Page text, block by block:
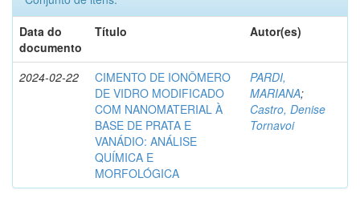
Data do
documento
Título Autor(es)
2024-02-22
CIMENTO DE IONÔMERO
DE VIDRO MODIFICADO
COM NANOMATERIAL À
BASE DE PRATA E
VANÁDIO: ANÁLISE
QUÍMICA E
MORFOLÓGICA
PARDI,
MARIANA;
Castro, Denise
Tornavoi